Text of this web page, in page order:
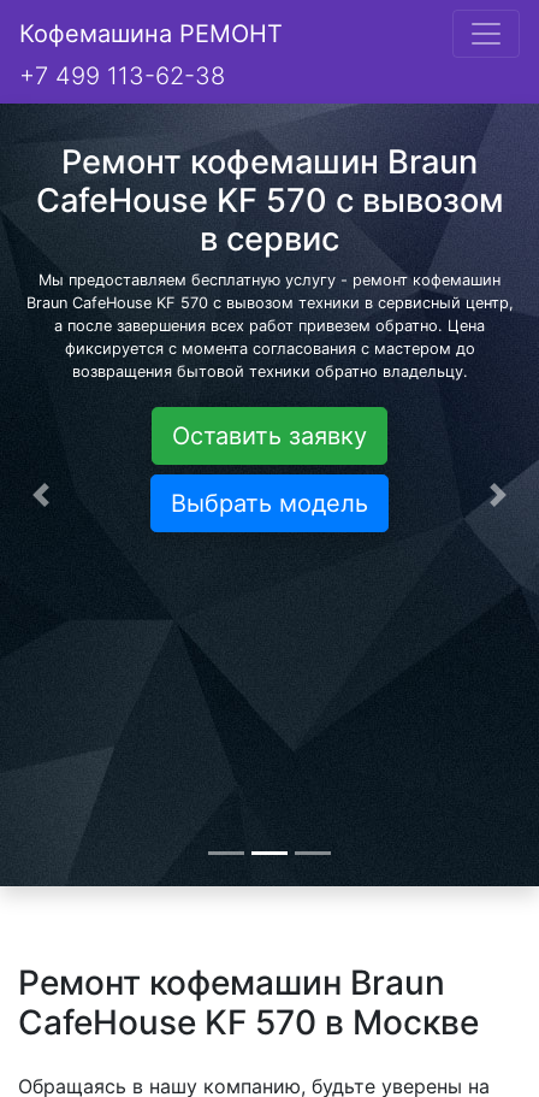
Кофемашина РЕМОНТ
+7 499 113-62-38
Ремонт кофемашин Braun
CafeHouse KF 570 с вывозом
в сервис
Мы предоставляем бесплатную услугу - ремонт кофемашин
Braun CafeHouse KF 570 с вывозом техники в сервисный центр,
а после завершения всех работ привезем обратно. Цена
фиксируется с момента согласования с мастером до
возвращения бытовой техники обратно владельцу.
Оставить заявку
Выбрать модель
Предыдущая
Ремонт кофемашин Braun
CafeHouse KF 570 в Москве
Обращаясь в нашу компанию, будьте уверены на